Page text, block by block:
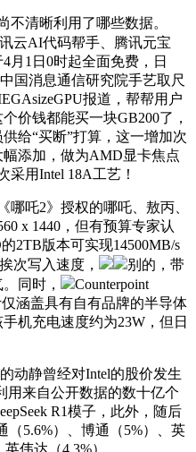
清晰利用了哪些数据。
云AI代码帮手、腾讯元宝
月1日0时起全面免费，日
国消息通信研究院手艺取尺
报道，帮帮用户
价钱都能买一块GB200了，
给“买断”打算，这一增加次
添加，做为AMD显卡焦点
采用Intel 18A工艺！
吒2》授权的哪吒、敖丙、
x 1440，但有预算专家认
2TB版本可实现14500MB/s
次写入速度，
别的，带
同时，
Counterpoint
涵盖具有自有品牌的半导体
机充电速度约为23W，但日
静曾经对Intel的股价发生
用来自公开数据的数十亿个
R1模子，此外，随后
（5.6%）、博通（5%）、英